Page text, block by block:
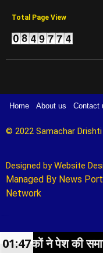
Total Page View
Home About us Contact
© 2022 Samachar Drishti
Designed by Website
Managed By News
Network
पेश की समाज सेवा की
01:47